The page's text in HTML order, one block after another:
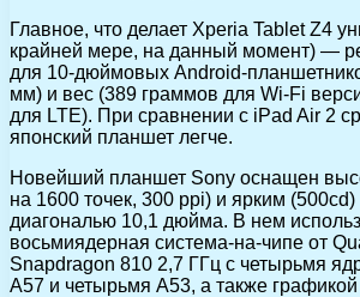
Главное, что делает Xperia Tablet Z4
крайней мере, на данный момент) —
для 10-дюймовых Android-
мм) и вес (389 граммов для Wi-Fi
для LTE). При сравнении с iPad Air 2
японский планшет легче.
Новейший планшет Sony оснащен
на 1600 точек, 300 ppi) и ярким
диагональю 10,1 дюйма. В нем
восьмиядерная система-на-чипе от
Snapdragon 810 2,7 ГГц с четырьмя
A57 и четырьмя A53, а также